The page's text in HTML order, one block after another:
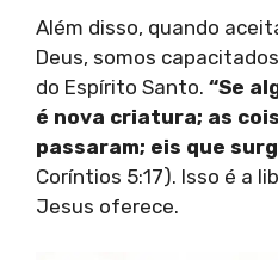
Além disso, quando
Deus, somos
do Espírito Santo. “Se
é nova criatura; as
passaram; eis que
Coríntios 5:17). Isso é a
Jesus oferece.